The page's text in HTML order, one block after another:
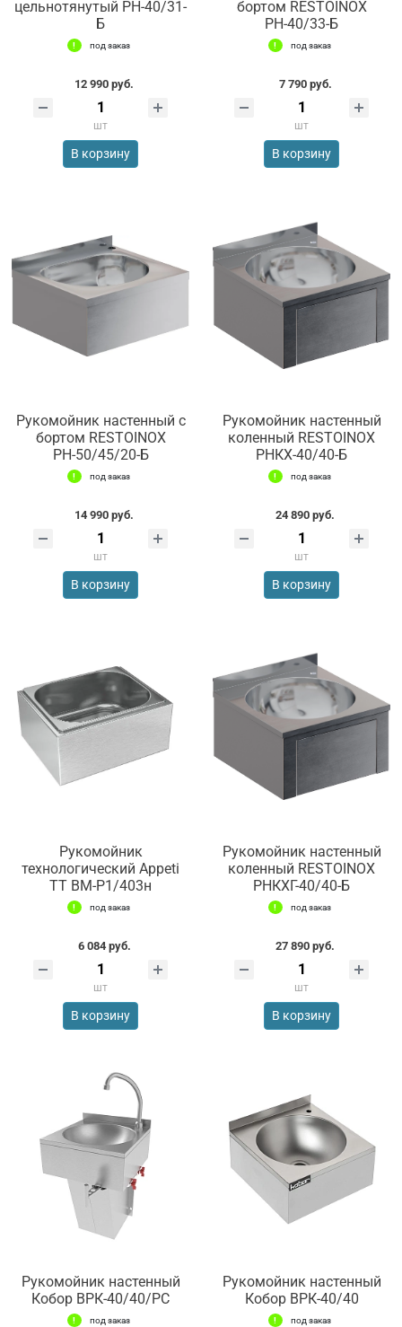
цельнотянутый РН-40/31-
Б
под заказ
12 990 руб.
шт
В корзину
бортом RESTOINOX
РН-40/33-Б
под заказ
7 790 руб.
шт
В корзину
Рукомойник настенный с
бортом RESTOINOX
РН-50/45/20-Б
под заказ
14 990 руб.
шт
В корзину
Рукомойник настенный
коленный RESTOINOX
РНКX-40/40-Б
под заказ
24 890 руб.
шт
В корзину
Рукомойник
технологический Appeti
ТТ ВМ-Р1/403н
под заказ
6 084 руб.
шт
В корзину
Рукомойник настенный
коленный RESTOINOX
РНКXГ-40/40-Б
под заказ
27 890 руб.
шт
В корзину
Рукомойник настенный
Кобор ВРК-40/40/РС
под заказ
Рукомойник настенный
Кобор ВРК-40/40
под заказ